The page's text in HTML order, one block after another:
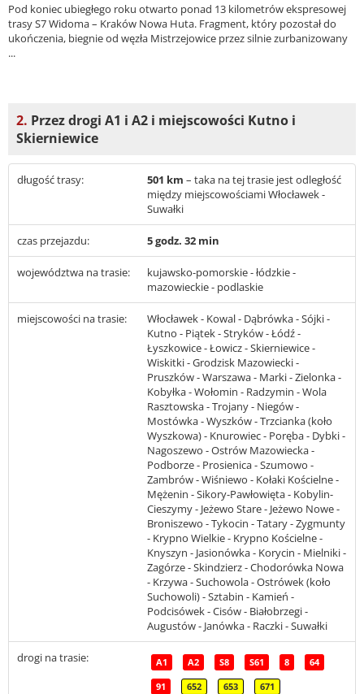
Pod koniec ubiegłego roku otwarto ponad 13 kilometrów ekspresowej
trasy S7 Widoma – Kraków Nowa Huta. Fragment, który pozostał do
ukończenia, biegnie od węzła Mistrzejowice przez silnie zurbanizowany
...
2. Przez drogi A1 i A2 i miejscowości Kutno i
Skierniewice
długość trasy: 501 km – taka na tej trasie jest odległość
między miejscowościami Włocławek -
Suwałki
czas przejazdu: 5 godz. 32 min
województwa na trasie:
kujawsko-pomorskie - łódzkie -
mazowieckie - podlaskie
miejscowości na trasie:
Włocławek - Kowal - Dąbrówka - Sójki -
Kutno - Piątek - Stryków - Łódź -
Łyszkowice - Łowicz - Skierniewice -
Wiskitki - Grodzisk Mazowiecki -
Pruszków - Warszawa - Marki - Zielonka -
Kobyłka - Wołomin - Radzymin - Wola
Rasztowska - Trojany - Niegów -
Mostówka - Wyszków - Trzcianka (koło
Wyszkowa) - Knurowiec - Poręba - Dybki -
Nagoszewo - Ostrów Mazowiecka -
Podborze - Prosienica - Szumowo -
Zambrów - Wiśniewo - Kołaki Kościelne -
Mężenin - Sikory-Pawłowięta - Kobylin-
Cieszymy - Jeżewo Stare - Jeżewo Nowe -
Broniszewo - Tykocin - Tatary - Zygmunty
- Krypno Wielkie - Krypno Kościelne -
Knyszyn - Jasionówka - Korycin - Mielniki -
Zagórze - Skindzierz - Chodorówka Nowa
- Krzywa - Suchowola - Ostrówek (koło
Suchowoli) - Sztabin - Kamień -
Podcisówek - Cisów - Białobrzegi -
Augustów - Janówka - Raczki - Suwałki
drogi na trasie: A1 A2 S8 S61 8 64
91 652 653 671